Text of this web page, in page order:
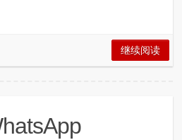
继续阅读